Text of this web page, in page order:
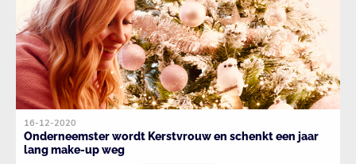
16-12-2020
Onderneemster wordt Kerstvrouw en schenkt een jaar
lang make-up weg